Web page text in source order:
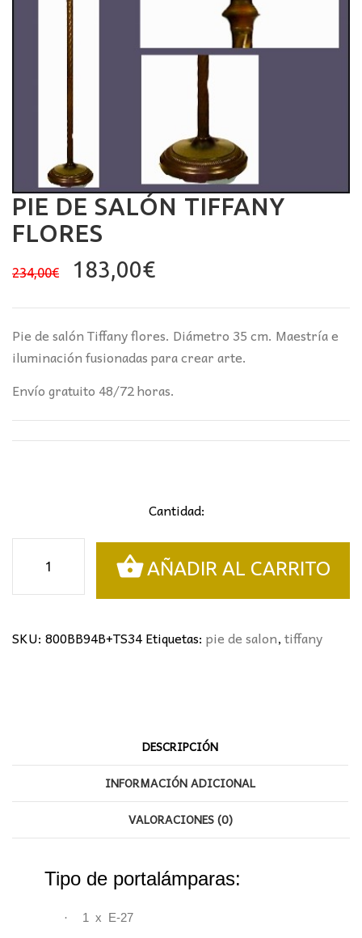
PIE DE SALÓN TIFFANY
FLORES
234,00€
El
original
era:
234,00€.
183,00€El
actual
es:
183,00€.
Pie de salón Tiffany flores. Diámetro 35 cm. Maestría e
iluminación fusionadas para crear arte.
Envío gratuito 48/72 horas.
Cantidad:
salón
flores
AÑADIR AL CARRITO
SKU: 800BB94B+TS34Etiquetas: pie de salon,tiffany
DESCRIPCIÓN
INFORMACIÓN ADICIONAL
VALORACIONES (0)
Tipo de portalámparas:
· 1 x E-27